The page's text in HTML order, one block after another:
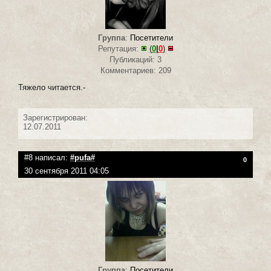
Группа: Посетители
Репутация:
(0| 0)
Публикаций: 3
Комментариев: 209
Тяжело читается.-
Зарегистрирован:
12.07.2011
#8 написал: #pufa# 0
30 сентября 2011 04:05